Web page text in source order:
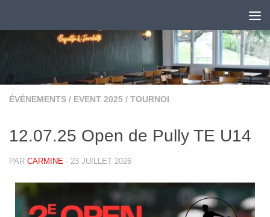
ÉVÉNEMENTS / EVENT 2025 / TOURNOI
12.07.25 Open de Pully TE U14
PAR CARMINE · 23 JUILLET 2026